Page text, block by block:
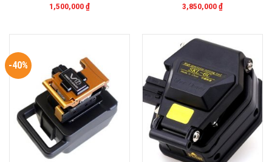
1,500,000₫
3,850,000₫
-40%